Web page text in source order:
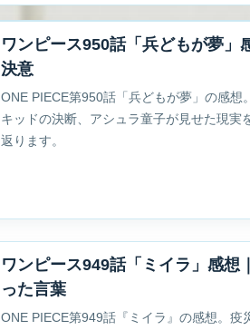
ワンピース950話「兵どもが夢」
決意
ONE PIECE第950話「兵どもが夢」の感想
キッドの決断、アシュラ童子が見せた現実
返ります。
ワンピース949話「ミイラ」感想
った言葉
ONE PIECE第949話『ミイラ』の感想。疫